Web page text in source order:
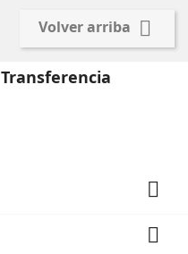
Volver arriba 
Transferencia

